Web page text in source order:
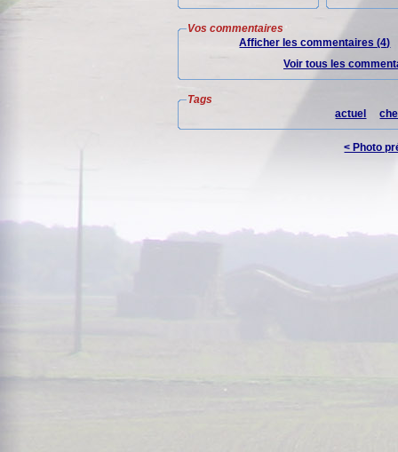
Vos commentaires
Afficher les commentaires (4)
Voir tous les
Tags
actuel
< Photo